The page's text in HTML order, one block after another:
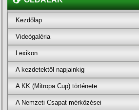
Kezdőlap
Videógaléria
Lexikon
A kezdetektől napjainkig
A KK (Mitropa Cup) története
A Nemzeti Csapat mérkőzései